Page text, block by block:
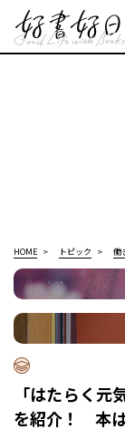
HOME トピック 働
「はたらく
を紹介！ 本